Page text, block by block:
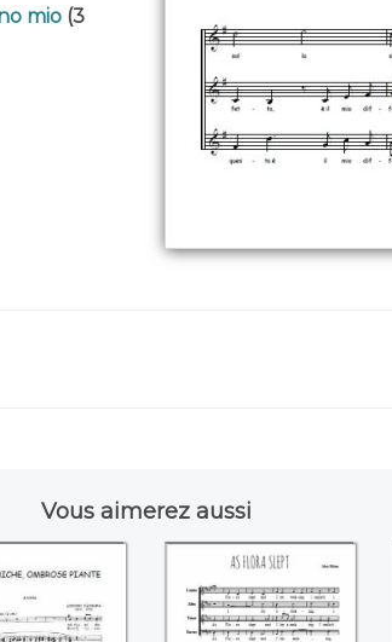
mio (3
Vous aimerez aussi
amiche,
As flora slept (John